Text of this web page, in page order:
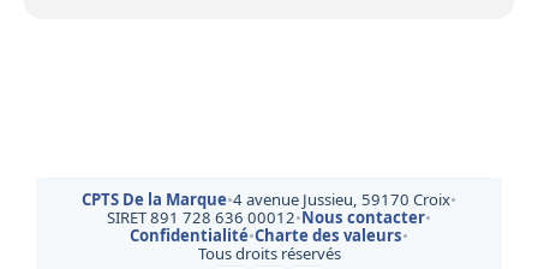
CPTS De la Marque•4 avenue Jussieu, 59170 Croix•
SIRET 891 728 636 00012•Nous contacter•
Confidentialité•Charte des valeurs•
Tous droits réservés